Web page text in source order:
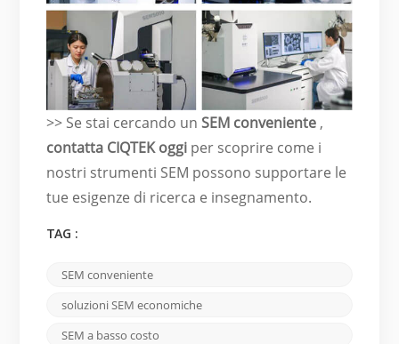
>> Se stai cercando unSEM conveniente ,
contatta CIQTEK oggi per scoprire come i
nostri strumenti SEM possono supportare le
tue esigenze di ricerca e insegnamento.
TAG :
SEM conveniente
soluzioni SEM economiche
SEM a basso costo